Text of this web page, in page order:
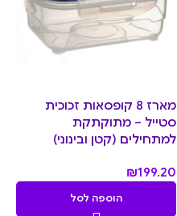
מארז 8 קופסאות זכוכית
סטייל – מתוקתקת
למתחילים (קטן ובינוני)
₪199.20
הוספה לסל